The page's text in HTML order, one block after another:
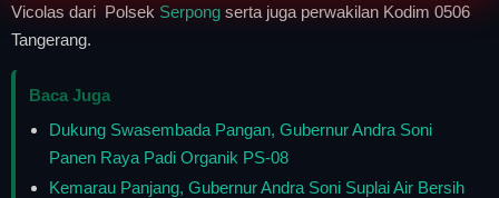
Vicolas dari Polsek Serpong serta juga perwakilan Kodim 0506
Tangerang.
Baca Juga
Dukung Swasembada Pangan, Gubernur Andra Soni
Panen Raya Padi Organik PS-08
Kemarau Panjang, Gubernur Andra Soni Suplai Air Bersih